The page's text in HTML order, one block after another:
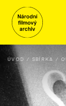
ÚVOD SBÍRKA